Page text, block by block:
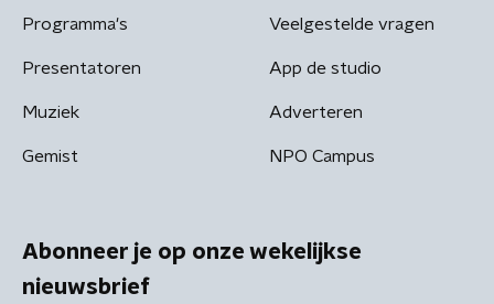
Programma's
Presentatoren
Muziek
Gemist
Veelgestelde vragen
App de studio
Adverteren
NPO Campus
Abonneer je op onze wekelijkse
nieuwsbrief